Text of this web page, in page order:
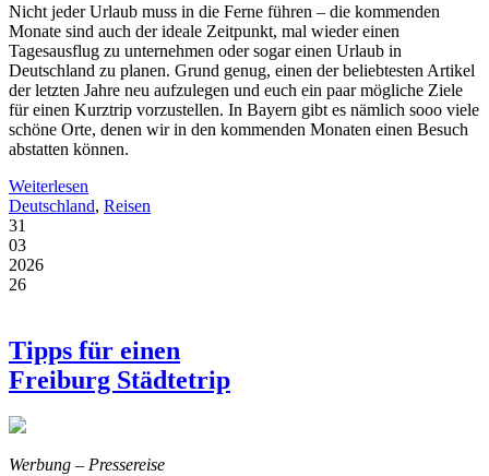
Nicht jeder Urlaub muss in die Ferne führen – die kommenden
Monate sind auch der ideale Zeitpunkt, mal wieder einen
Tagesausflug zu unternehmen oder sogar einen Urlaub in
Deutschland zu planen. Grund genug, einen der beliebtesten Artikel
der letzten Jahre neu aufzulegen und euch ein paar mögliche Ziele
für einen Kurztrip vorzustellen. In Bayern gibt es nämlich sooo viele
schöne Orte, denen wir in den kommenden Monaten einen Besuch
abstatten können.
Weiterlesen
Deutschland, Reisen
31
03
2026
26
Tipps für einen
Freiburg Städtetrip
Werbung – Pressereise